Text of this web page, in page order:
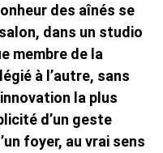
des aînés se
dans un studio
membre de la
à l’autre, sans
la plus
d’un geste
foyer, au vrai sens